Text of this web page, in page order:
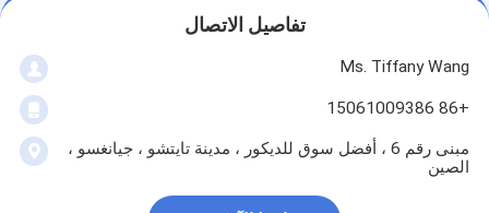
تفاصيل الاتصال
Ms. Tiffany Wang
+86 15061009386
مبنى رقم 6 ، أفضل سوق للديكور ، مدينة تايتشو ، جيانغسو ،
الصين